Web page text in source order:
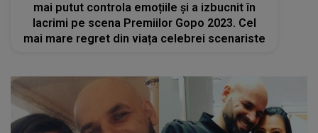
mai putut controla emoțiile și a izbucnit în
lacrimi pe scena Premiilor Gopo 2023. Cel
mai mare regret din viața celebrei scenariste